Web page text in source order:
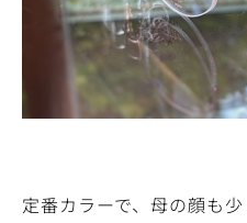
定番カラーで、母の顔も少